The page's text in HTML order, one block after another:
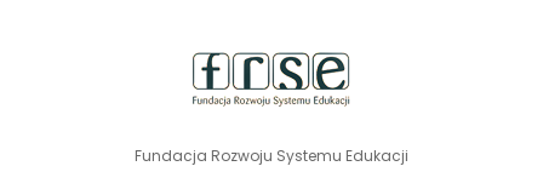
Fundacja Rozwoju Systemu Edukacji